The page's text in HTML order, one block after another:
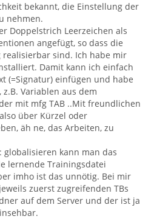
bekannt, die Einstellung der
nehmen.
Doppelstrich Leerzeichen als
angefügt, so dass die
realisierbar sind. Ich habe mir
Damit kann ich einfach
(=Signatur) einfügen und habe
Variablen aus dem
mit mfg TAB ..Mit freundlichen
über Kürzel oder
äh ne, das Arbeiten, zu
globalisieren kann man das
lernende Trainingsdatei
imho ist das unnötig. Bei mir
zuerst zugreifenden TBs
auf dem Server und der ist ja